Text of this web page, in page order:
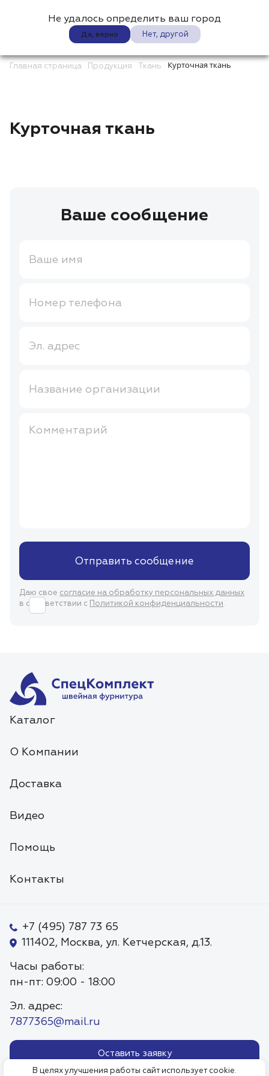
Не удалось определить ваш город
Да, верно Нет, другой
Главная страница Продукция Ткань Курточная ткань
Курточная ткань
Ваше сообщение
Ваше имя
Номер телефона
Эл. адрес
Название организации
Комментарий
Отправить сообщение
Даю свое согласие на обработку персональных данных
в соответствии с Политикой конфиденциальности.
Каталог
О Компании
Доставка
Видео
Помощь
Контакты
+7 (495) 787 73 65
111402, Москва, ул. Кетчерская, д.13.
Часы работы:
пн-пт: 09:00 - 18:00
Эл. адрес:
7877365@mail.ru
Оставить заявку
В целях улучшения работы сайт использует cookie.